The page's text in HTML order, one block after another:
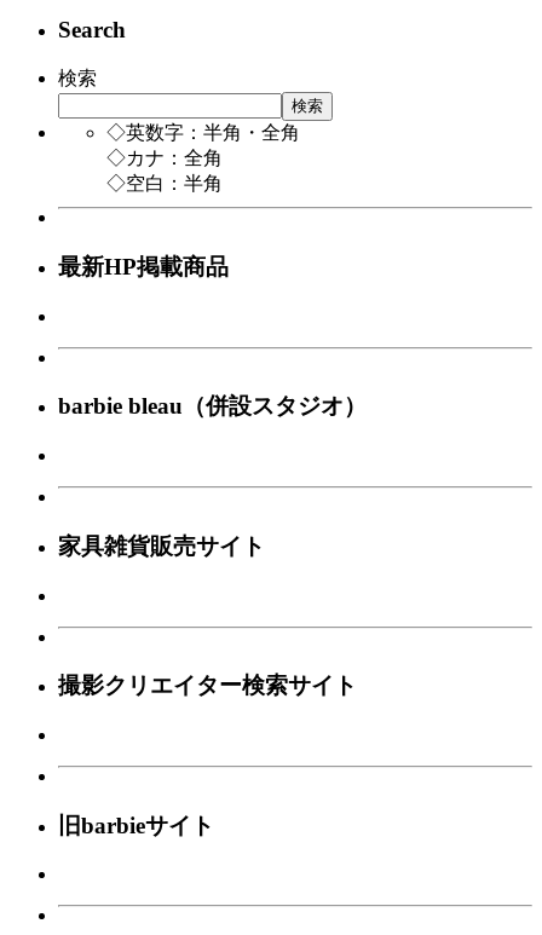
Search
検索
検索
◇英数字：半角・全角
◇カナ：全角
◇空白：半角
最新HP掲載商品
barbie bleau（併設スタジオ）
家具雑貨販売サイト
撮影クリエイター検索サイト
旧barbieサイト